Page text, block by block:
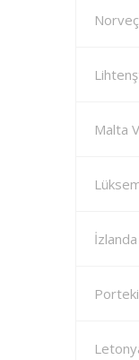
Malta